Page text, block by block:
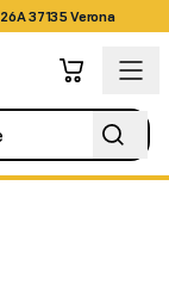
37135 Verona